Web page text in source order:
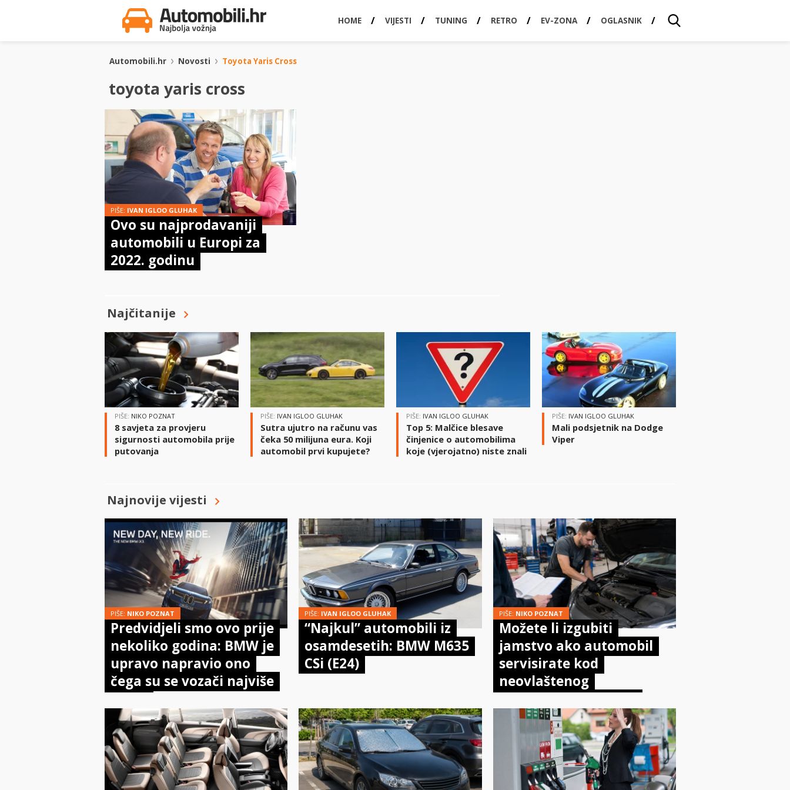
HOME VIJESTI TUNING RETRO EV-ZONA OGLASNIK
Automobili.hr Novosti Toyota Yaris Cross
toyota yaris cross
PIŠE: IVAN IGLOO GLUHAK
Ovo su najprodavaniji
automobili u Europi za
2022. godinu
Najčitanije
PIŠE: NIKO POZNAT
8 savjeta za provjeru
sigurnosti automobila prije
putovanja
PIŠE: IVAN IGLOO GLUHAK
Sutra ujutro na računu vas
čeka 50 milijuna eura. Koji
automobil prvi kupujete?
PIŠE: IVAN IGLOO GLUHAK
Top 5: Malčice blesave
činjenice o automobilima
koje (vjerojatno) niste znali
PIŠE: IVAN IGLOO GLUHAK
Mali podsjetnik na Dodge
Viper
Najnovije vijesti
PIŠE: NIKO POZNAT
Predvidjeli smo ovo prije
nekoliko godina: BMW je
upravo napravio ono
čega su se vozači najviše
PIŠE: IVAN IGLOO GLUHAK
“Najkul” automobili iz
osamdesetih: BMW M635
CSi (E24)
PIŠE: NIKO POZNAT
Možete li izgubiti
jamstvo ako automobil
servisirate kod
neovlaštenog
doista kaže zakon